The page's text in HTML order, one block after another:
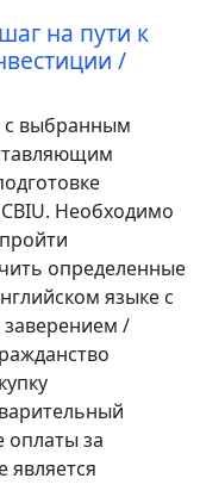
на пути к
/
с выбранным
Необходимо
определенные
языке с
/
оплаты за
является